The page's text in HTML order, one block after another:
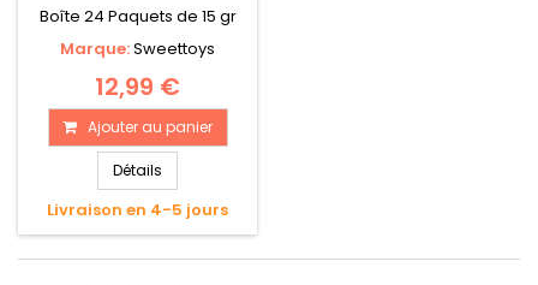
Boîte 24 Paquets de 15 gr
Marque:Sweettoys
12,99 €
Ajouter au panier
Détails
Livraison en 4-5 jours